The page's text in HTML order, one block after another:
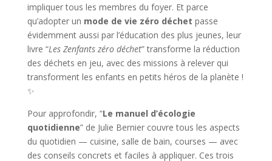
impliquer tous les membres du foyer. Et parce
qu’adopter un mode de vie zéro déchet passe
évidemment aussi par l’éducation des plus jeunes, leur
livre “Les Zenfants zéro déchet” transforme la réduction
des déchets en jeu, avec des missions à relever qui
transforment les enfants en petits héros de la planète !
✨
Pour approfondir, “Le manuel d’écologie
quotidienne” de Julie Bernier couvre tous les aspects
du quotidien — cuisine, salle de bain, courses — avec
des conseils concrets et faciles à appliquer. Ces trois